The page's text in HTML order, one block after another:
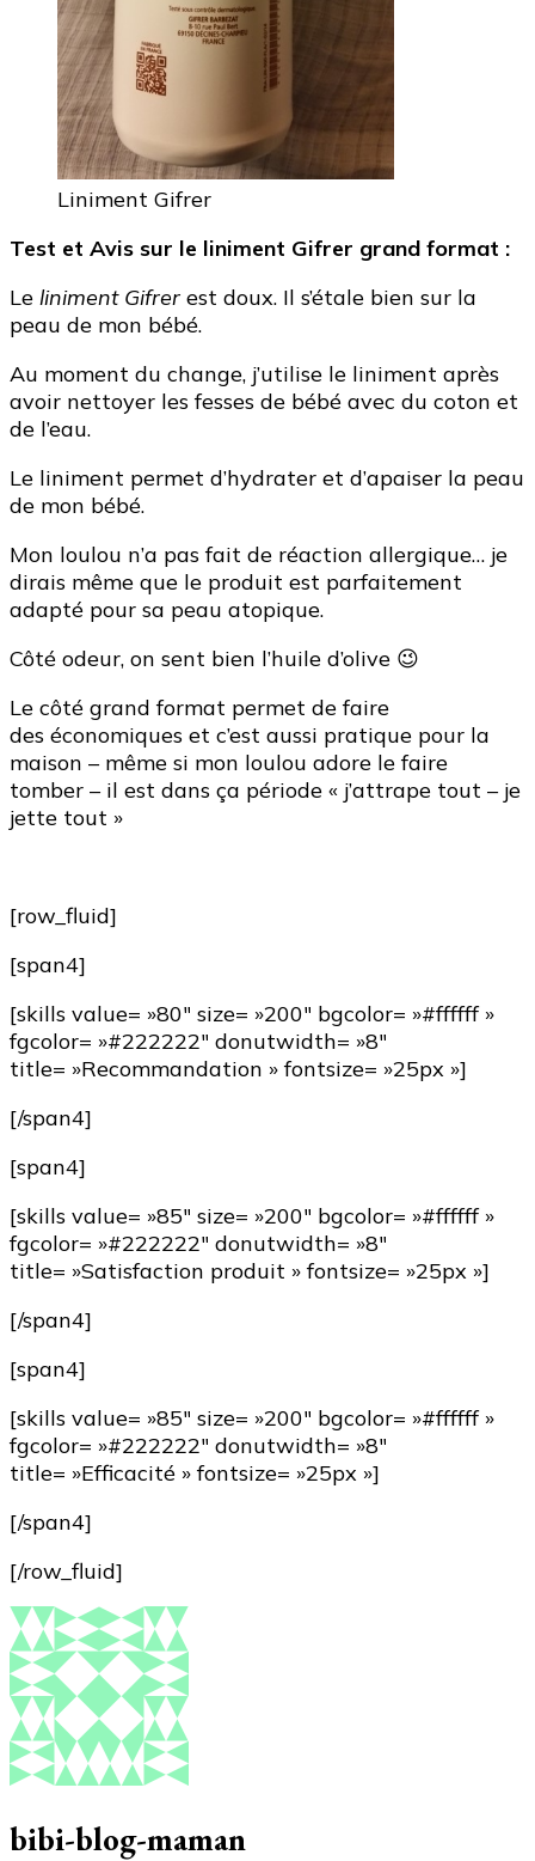
Liniment Gifrer
Test et Avis sur le liniment Gifrer grand format :
Le liniment Gifrer est doux. Il s’étale bien sur la
peau de mon bébé.
Au moment du change, j’utilise le liniment après
avoir nettoyer les fesses de bébé avec du coton et
de l’eau.
Le liniment permet d’hydrater et d’apaiser la peau
de mon bébé.
Mon loulou n’a pas fait de réaction allergique… je
dirais même que le produit est parfaitement
adapté pour sa peau atopique.
Côté odeur, on sent bien l’huile d’olive 😉
Le côté grand format permet de faire
des économiques et c’est aussi pratique pour la
maison – même si mon loulou adore le faire
tomber – il est dans ça période « j’attrape tout – je
jette tout »
[row_fluid]
[span4]
[skills value= »80″ size= »200″ bgcolor= »#ffffff »
fgcolor= »#222222″ donutwidth= »8″
title= »Recommandation » fontsize= »25px »]
[/span4]
[span4]
[skills value= »85″ size= »200″ bgcolor= »#ffffff »
fgcolor= »#222222″ donutwidth= »8″
title= »Satisfaction produit » fontsize= »25px »]
[/span4]
[span4]
[skills value= »85″ size= »200″ bgcolor= »#ffffff »
fgcolor= »#222222″ donutwidth= »8″
title= »Efficacité » fontsize= »25px »]
[/span4]
[/row_fluid]
bibi-blog-maman